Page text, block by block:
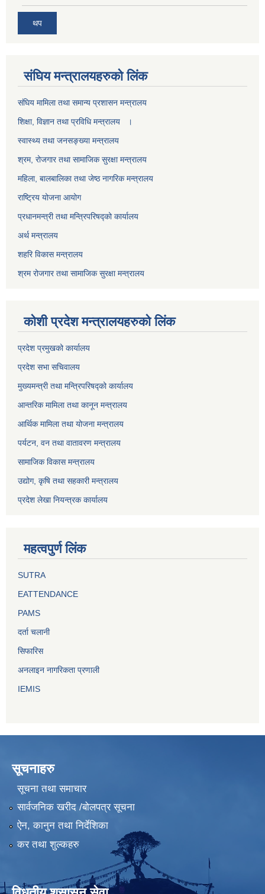
थप
स‌ंघिय मन्त्रालयहरुको लिंक
स‌ंघिय मामिला तथा समान्य प्रशासन मन्त्रालय
शिक्षा, विज्ञान तथा प्रविधि मन्त्रालय ।
स्वास्थ्य तथा जनसङ्ख्या मन्त्रालय
श्रम, रोजगार तथा सामाजिक सुरक्षा मन्त्रालय
महिला, बालबालिका तथा जेष्ठ नागरिक मन्त्रालय
राष्ट्रिय योजना आयोग
प्रधानमन्त्री तथा मन्त्रिपरिषद्को कार्यालय
अर्थ मन्त्रालय
शहरि विकास मन्त्रालय
श्रम रोजगार तथा सामाजिक सुरक्षा मन्त्रालय
कोशी प्रदेश मन्त्रालयहरुको लिंक
प्रदेश प्रमुखको कार्यालय
प्रदेश सभा सचिवालय
मुख्यमन्त्री तथा मन्त्रिपरिषद्को कार्यालय
आन्तरिक मामिला तथा कानून मन्त्रालय
आर्थिक मामिला तथा योजना मन्त्रालय
पर्यटन, वन तथा वातावरण मन्त्रालय
सामाजिक विकास मन्त्रालय
उद्योग, कृषि तथा सहकारी मन्त्रालय
प्रदेश लेखा नियन्त्रक कार्यालय
महत्वपुर्ण लिंक
SUTRA
EATTENDANCE
PAMS
दर्ता चलानी
सिफारिस
अनलाइन नागरिकता प्रणाली
IEMIS
सूचनाहरु
सूचना तथा समाचार
सार्वजनिक खरीद /बोलपत्र सूचना
ऐन, कानुन तथा निर्देशिका
कर तथा शुल्कहरु